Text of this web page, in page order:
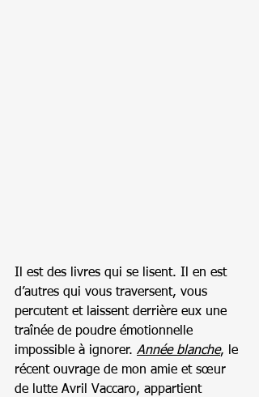
Il est des livres qui se lisent. Il en est
d’autres qui vous traversent, vous
percutent et laissent derrière eux une
traînée de poudre émotionnelle
impossible à ignorer. Année blanche, le
récent ouvrage de mon amie et sœur
de lutte Avril Vaccaro, appartient